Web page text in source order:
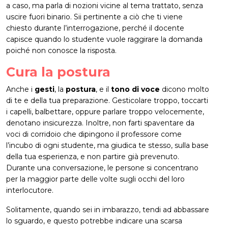
a caso, ma parla di nozioni vicine al tema trattato, senza
uscire fuori binario. Sii pertinente a ciò che ti viene
chiesto durante l’interrogazione, perché il docente
capisce quando lo studente vuole raggirare la domanda
poiché non conosce la risposta.
Cura la postura
Anche i gesti, la postura, e il tono di voce dicono molto
di te e della tua preparazione. Gesticolare troppo, toccarti
i capelli, balbettare, oppure parlare troppo velocemente,
denotano insicurezza. Inoltre, non farti spaventare da
voci di corridoio che dipingono il professore come
l’incubo di ogni studente, ma giudica te stesso, sulla base
della tua esperienza, e non partire già prevenuto.
Durante una conversazione, le persone si concentrano
per la maggior parte delle volte sugli occhi del loro
interlocutore.
Solitamente, quando sei in imbarazzo, tendi ad abbassare
lo sguardo, e questo potrebbe indicare una scarsa